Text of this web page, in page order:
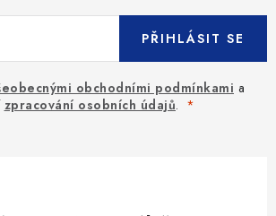
obchodními podmínkami a
zpracování osobních údajů.
PŘIHLÁSIT SE